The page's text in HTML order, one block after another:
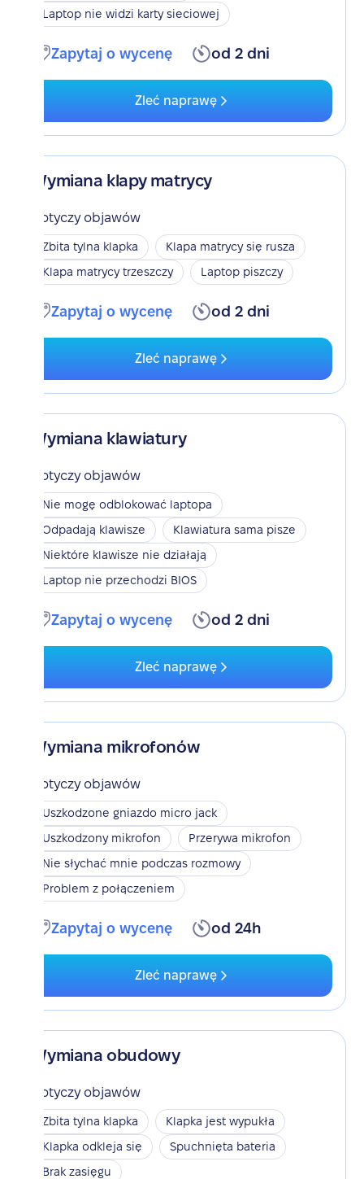
Laptop nie widzi karty sieciowej
Zapytaj o wycenę od 2 dni
Zleć naprawę
Wymiana klapy matrycy
Dotyczy objawów
Zbita tylna klapka
Klapa matrycy się rusza
Klapa matrycy trzeszczy
Laptop piszczy
Zapytaj o wycenę od 2 dni
Zleć naprawę
Wymiana klawiatury
Dotyczy objawów
Nie mogę odblokować laptopa
Odpadają klawisze
Klawiatura sama pisze
Niektóre klawisze nie działają
Laptop nie przechodzi BIOS
Zapytaj o wycenę od 2 dni
Zleć naprawę
Wymiana mikrofonów
Dotyczy objawów
Uszkodzone gniazdo micro jack
Uszkodzony mikrofon
Przerywa mikrofon
Nie słychać mnie podczas rozmowy
Problem z połączeniem
Zapytaj o wycenę od 24h
Zleć naprawę
Wymiana obudowy
Dotyczy objawów
Zbita tylna klapka
Klapka jest wypukła
Klapka odkleja się
Spuchnięta bateria
Brak zasięgu